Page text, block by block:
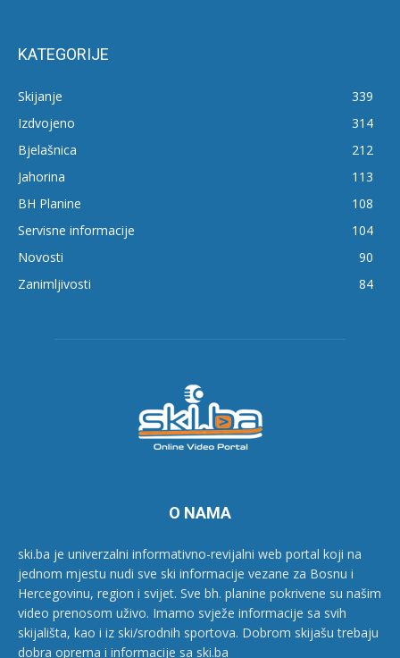
KATEGORIJE
Skijanje
339
Izdvojeno
314
Bjelašnica
212
Jahorina
113
BH Planine
108
Servisne informacije
104
Novosti
90
Zanimljivosti
84
O NAMA
ski.ba je univerzalni informativno-revijalni web portal koji na
jednom mjestu nudi sve ski informacije vezane za Bosnu i
Hercegovinu, region i svijet. Sve bh. planine pokrivene su našim
video prenosom uživo. Imamo svježe informacije sa svih
skijališta, kao i iz ski/srodnih sportova. Dobrom skijašu trebaju
dobra oprema i informacije sa ski.ba